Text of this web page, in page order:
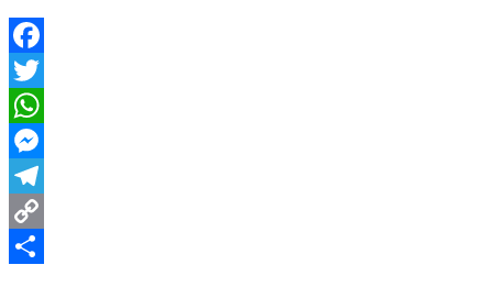
Facebook
Twitter
WhatsApp
Messenger
Telegram
Copy